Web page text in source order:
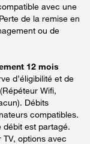
avec une
de la remise en
ou de
12 mois
d’éligibilité et de
Wifi,
Débits
compatibles.
débit est partagé.
options avec